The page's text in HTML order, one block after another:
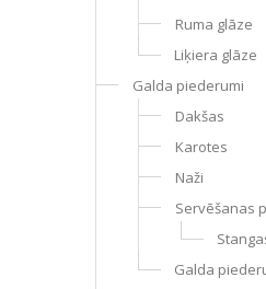
Ruma glāze
Liķiera glāze
Galda piederumi
Dakšas
Karotes
Naži
Servēšanas
Galda